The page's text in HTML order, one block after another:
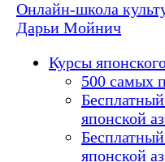
Онлайн-школа
Дарьи Мойнич
Курсы
500 самых
японской
японской